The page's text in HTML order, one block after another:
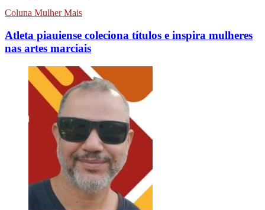
Coluna Mulher Mais
Atleta piauiense coleciona títulos e inspira mulheres
nas artes marciais